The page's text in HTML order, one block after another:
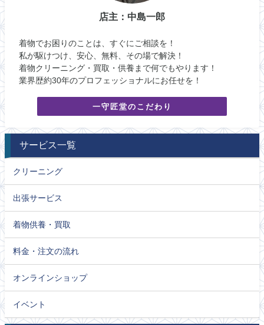
店主：中島一郎
着物でお困りのことは、すぐにご相談を！
私が駆けつけ、安心、無料、その場で解決！
着物クリーニング・買取・供養まで何でもやります！
業界歴約30年のプロフェッショナルにお任せを！
一守匠堂のこだわり
サービス一覧
クリーニング
出張サービス
着物供養・買取
料金・注文の流れ
オンラインショップ
イベント